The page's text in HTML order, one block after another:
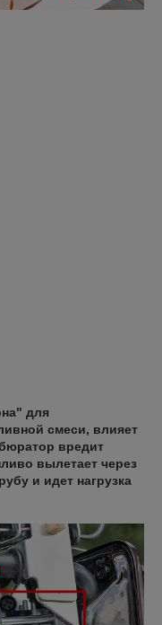
для
смеси, влияет
вредит
вылетает через
и идет нагрузка